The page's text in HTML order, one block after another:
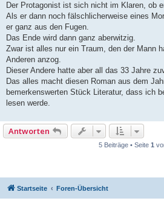
Der Protagonist ist sich nicht im Klaren, ob
Als er dann noch fälschlicherweise eines
er ganz aus den Fugen.
Das Ende wird dann ganz aberwitzig.
Zwar ist alles nur ein Traum, den der Mann
Anderen anzog.
Dieser Andere hatte aber all das 33 Jahre
Das alles macht diesen Roman aus dem
bemerkenswerten Stück Literatur, dass ich
lesen werde.
Antworten
5 Beiträge • Seite 1
Startseite Foren-Übersicht